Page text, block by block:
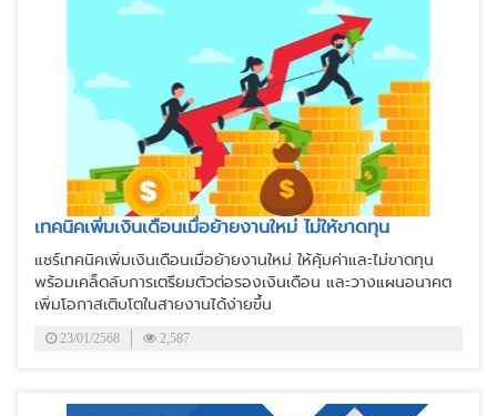
เทคนิคเพิ่มเงินเดือนเมื่อย้ายงานใหม่ ไม่ให้ขาดทุน
แชร์เทคนิคเพิ่มเงินเดือนเมื่อย้ายงานใหม่ ให้คุ้มค่าและไม่ขาดทุน
พร้อมเคล็ดลับการเตรียมตัวต่อรองเงินเดือน และวางแผนอนาคต
เพิ่มโอกาสเติบโตในสายงานได้ง่ายขึ้น
23/01/2568 2,587